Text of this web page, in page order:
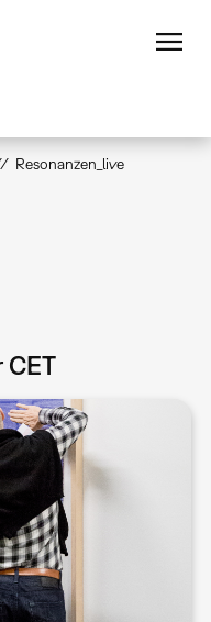
Resonanzen_live
CET